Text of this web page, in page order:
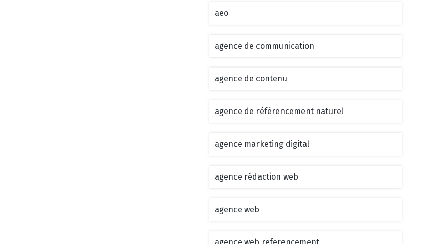
aeo
agence de communication
agence de contenu
agence de référencement naturel
agence marketing digital
agence rédaction web
agence web